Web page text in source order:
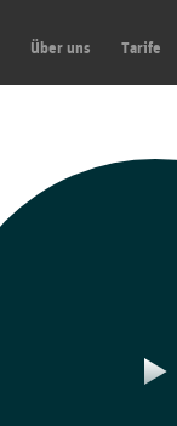
Über uns Tarife